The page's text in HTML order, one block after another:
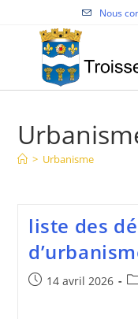
Nous
> Urbanisme
liste des
Publication
14 avril 2026